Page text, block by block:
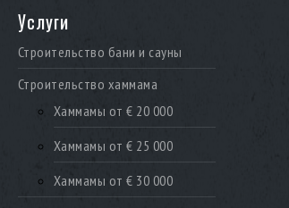
Услуги
Строительство бани и сауны
Строительство хаммама
Хаммамы от € 20 000
Хаммамы от € 25 000
Хаммамы от € 30 000